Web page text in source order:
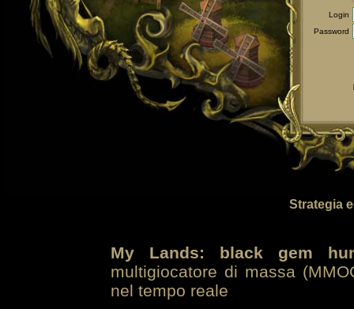
Login
Password
Strategia
My Lands: black gem
multigiocatore di massa
nel tempo reale